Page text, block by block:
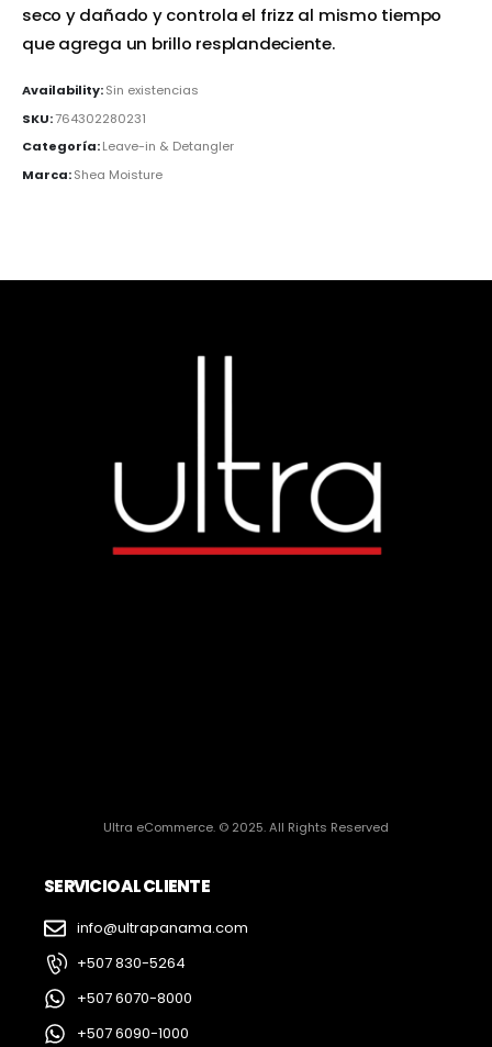
seco y dañado y controla el frizz al mismo tiempo
que agrega un brillo resplandeciente.
Availability:Sin existencias
SKU:764302280231
Categoría:Leave-in & Detangler
Marca:Shea Moisture
Ultra eCommerce. © 2025. All Rights Reserved
SERVICIO AL CLIENTE
info@ultrapanama.com
+507 830-5264
+507 6070-8000
+507 6090-1000